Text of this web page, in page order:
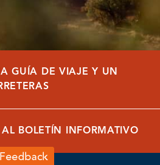
GUÍA DE VIAJE Y UN
AL BOLETÍN INFORMATIVO